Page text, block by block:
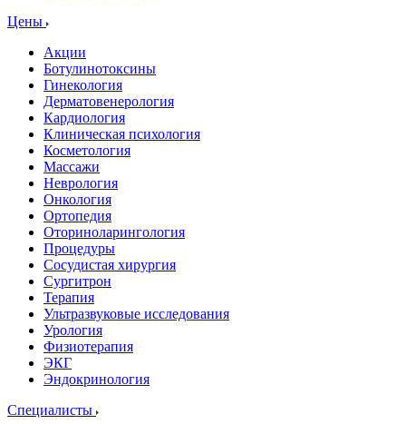
Цены
Акции
Ботулинотоксины
Гинекология
Дерматовенерология
Кардиология
Клиническая психология
Косметология
Массажи
Неврология
Онкология
Ортопедия
Оториноларингология
Процедуры
Сосудистая хирургия
Сургитрон
Терапия
Ультразвуковые исследования
Урология
Физиотерапия
ЭКГ
Эндокринология
Специалисты